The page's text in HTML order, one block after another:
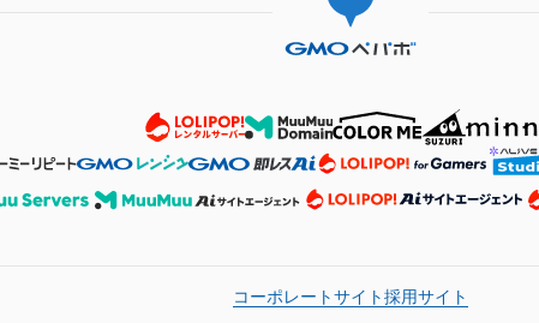
コーポレートサイト採用サイト